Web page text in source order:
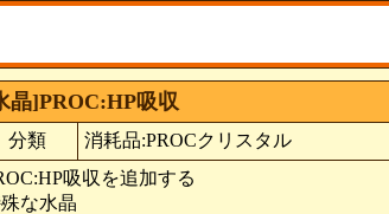
晶]PROC:HP吸収
分類
消耗品:PROCクリスタル
吸収を追加する
な水晶